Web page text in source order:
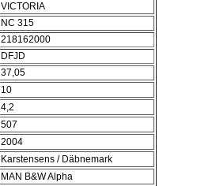
VICTORIA
NC 315
218162000
DFJD
37,05
10
4,2
507
2004
Karstensens / Däbnemark
MAN B&W Alpha